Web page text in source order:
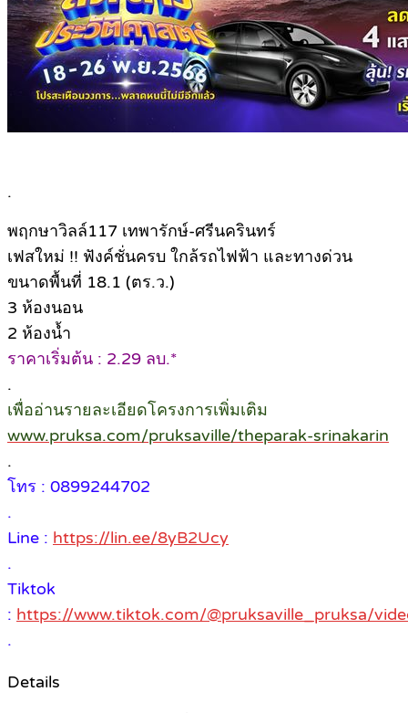
.
พฤกษาวิลล์117 เทพารักษ์-ศรีนครินทร์
เฟสใหม่ !! ฟังค์ชั่นครบ ใกล้รถไฟฟ้า และทางด่วน
ขนาดพื้นที่ 18.1 (ตร.ว.)
3 ห้องนอน
2 ห้องน้ำ
ราคาเริ่มต้น : 2.29 ลบ.*
.
เพื่ออ่านรายละเอียดโครงการเพิ่มเติม
www.pruksa.com/pruksaville/theparak-srinakarin
.
โทร : 0899244702
.
Line : https://lin.ee/8yB2Ucy
.
Tiktok
: https://www.tiktok.com/@pruksaville_pruksa/
.
Details